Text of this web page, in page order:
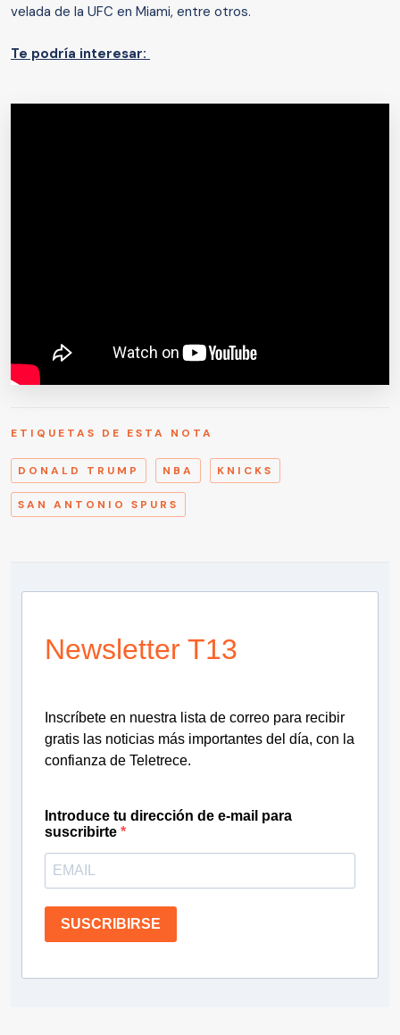
velada de la UFC en Miami, entre otros.
Te podría interesar:
ETIQUETAS DE ESTA NOTA
DONALD TRUMP NBA KNICKS
SAN ANTONIO SPURS
Newsletter T13
Inscríbete en nuestra lista de correo para recibir
gratis las noticias más importantes del día, con la
confianza de Teletrece.
Introduce tu dirección de e-mail para
suscribirte
SUSCRIBIRSE